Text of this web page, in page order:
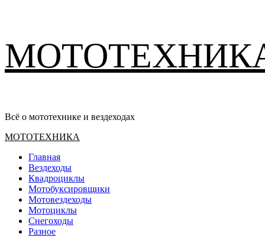
содержимому
Всё о мототехнике и вездеходах
Основное
МОТОТЕХНИКА
Главная
Вездеходы
Квадроциклы
Мотобуксировщики
Мотовездеходы
Мотоциклы
Снегоходы
Разное